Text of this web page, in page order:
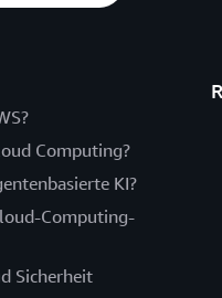
Computing?
KI?
Computing-
Sicherheit